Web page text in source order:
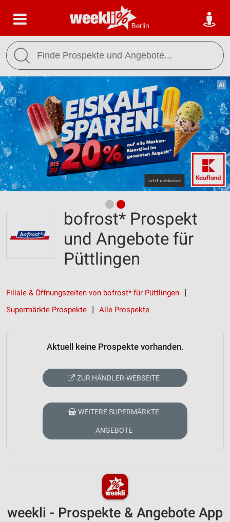
Berlin
bofrost* Prospekt
und Angebote für
Püttlingen
Filiale & Öffnungszeiten von bofrost* für Püttlingen
Supermärkte Prospekte
Alle Prospekte
Aktuell keine Prospekte vorhanden.
ZUR HÄNDLER-WEBSEITE
WEITERE SUPERMÄRKTE
ANGEBOTE
weekli - Prospekte & Angebote App